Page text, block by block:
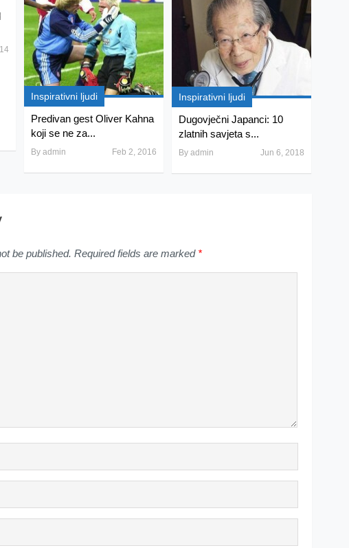
Inspirativni ljudi
Predivan gest Oliver Kahna
koji se ne za...
By admin Feb 2, 2016
Inspirativni ljudi
Dugovječni Japanci: 10
zlatnih savjeta s...
By admin Jun 6, 2018
be published. Required fields are marked *